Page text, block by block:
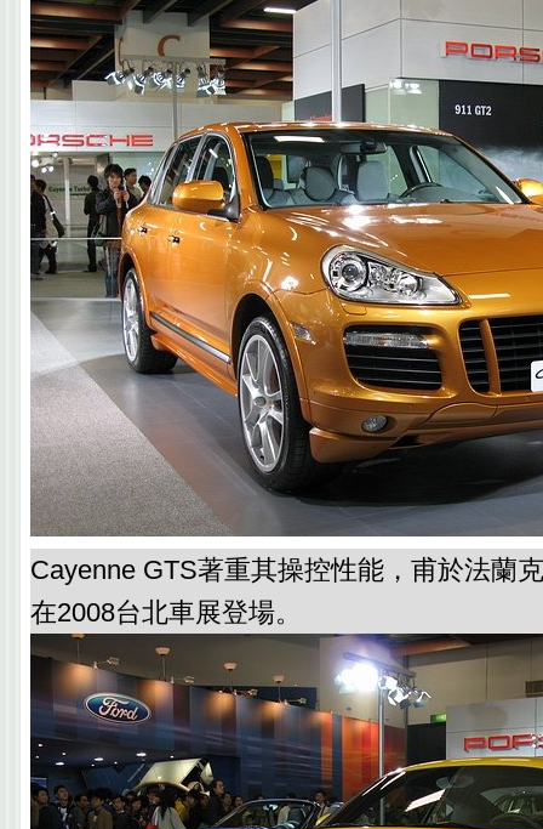
Cayenne GTS著重其操控性能，甫於法蘭
在2008台北車展登場。